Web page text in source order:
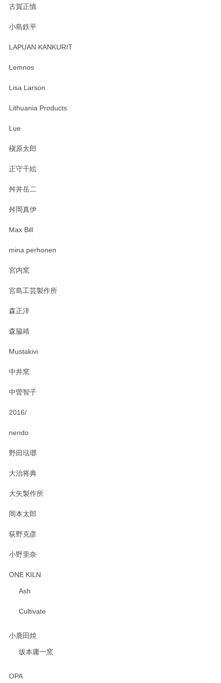
す。 素敵な湯呑みでとても気に入りました。 発送も早く、
たm(_)m
います。無事に届いたようで安心いたしまし
おかけしました。 ありがとうございます。
古賀正慎
小島鉄平
LAPUAN KANKURIT
Lemnos
Lisa Larson
Lithuania Products
Lue
槇原太郎
正守千絵
舛井岳二
舛岡真伊
Max Bill
mina perhonen
宮内窯
宮島工芸製作所
森正洋
森脇靖
Mustakivi
中井窯
中曽智子
2016/
nendo
野田琺瑯
大治将典
大矢製作所
岡本太郎
荻野克彦
小野里奈
ONE KILN
Ash
Cultivate
小鹿田焼
坂本庸一窯
OPA